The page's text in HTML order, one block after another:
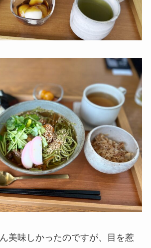
美味しかったのですが、目を惹